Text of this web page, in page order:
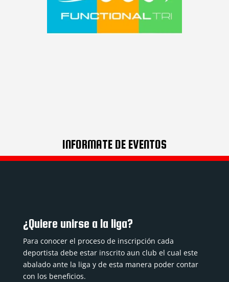
INFORMATE DE EVENTOS
¿Quiere unirse a la liga?
Para conocer el proceso de inscripción cada
deportista debe estar inscrito aun club el cual este
abalado ante la liga y de esta manera poder contar
con los beneficios.